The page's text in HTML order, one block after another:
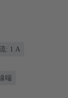
: ‌1 A
端